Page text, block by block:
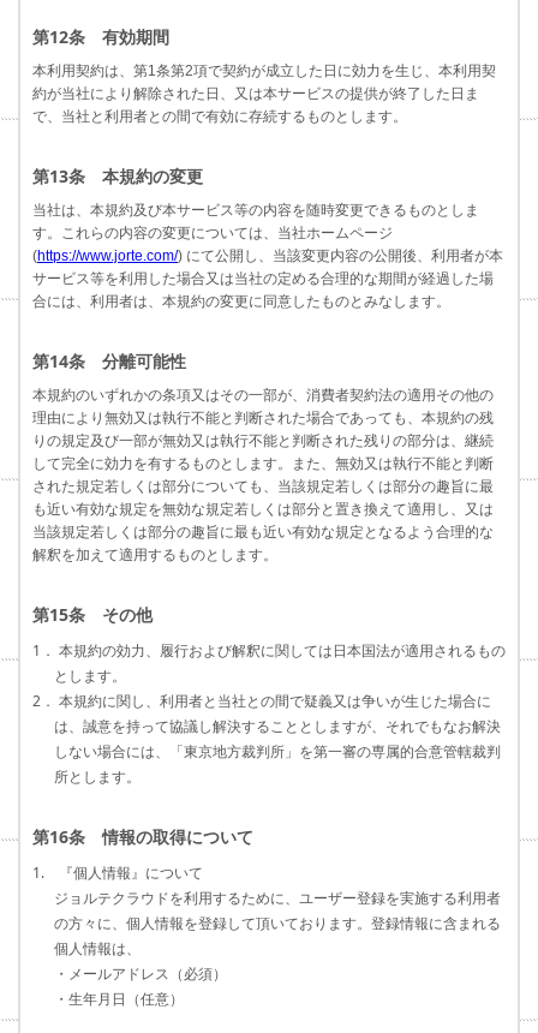
第12条 有効期間
本利用契約は、第1条第2項で契約が成立した日に効力を生じ、本利用契
約が当社により解除された日、又は本サービスの提供が終了した日ま
で、当社と利用者との間で有効に存続するものとします。
第13条 本規約の変更
当社は、本規約及び本サービス等の内容を随時変更できるものとしま
す。これらの内容の変更については、当社ホームページ
(https://www.jorte.com/) にて公開し、当該変更内容の公開後、利用者が本
サービス等を利用した場合又は当社の定める合理的な期間が経過した場
合には、利用者は、本規約の変更に同意したものとみなします。
第14条 分離可能性
本規約のいずれかの条項又はその一部が、消費者契約法の適用その他の
理由により無効又は執行不能と判断された場合であっても、本規約の残
りの規定及び一部が無効又は執行不能と判断された残りの部分は、継続
して完全に効力を有するものとします。また、無効又は執行不能と判断
された規定若しくは部分についても、当該規定若しくは部分の趣旨に最
も近い有効な規定を無効な規定若しくは部分と置き換えて適用し、又は
当該規定若しくは部分の趣旨に最も近い有効な規定となるよう合理的な
解釈を加えて適用するものとします。
第15条 その他
1． 本規約の効力、履行および解釈に関しては日本国法が適用されるもの
とします。
2． 本規約に関し、利用者と当社との間で疑義又は争いが生じた場合に
は、誠意を持って協議し解決することとしますが、それでもなお解決
しない場合には、「東京地方裁判所」を第一審の専属的合意管轄裁判
所とします。
第16条 情報の取得について
1. 『個人情報』について
ジョルテクラウドを利用するために、ユーザー登録を実施する利用者
の方々に、個人情報を登録して頂いております。登録情報に含まれる
個人情報は、
・メールアドレス（必須）
・生年月日（任意）